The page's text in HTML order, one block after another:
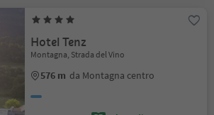
Hotel Tenz
Montagna, Strada del Vino
576 m da Montagna centro